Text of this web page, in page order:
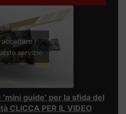
accettare i
servizio
guide’ per la sfida del
CLICCA PER IL VIDEO